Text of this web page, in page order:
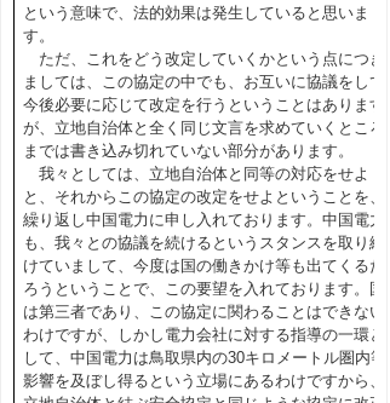
という意味で、法的効果は発生していると思いま
す。
ただ、これをどう改定していくかという点につき
ましては、この協定の中でも、お互いに協議をして
今後必要に応じて改定を行うということはあります
が、立地自治体と全く同じ文言を求めていくところ
までは書き込み切れていない部分があります。
我々としては、立地自治体と同等の対応をせよ
と、それからこの協定の改定をせよということを、
繰り返し中国電力に申し入れております。中国電力
も、我々との協議を続けるというスタンスを取り続
けていまして、今度は国の働きかけ等も出てくるだ
ろうということで、この要望を入れております。国
は第三者であり、この協定に関わることはできない
わけですが、しかし電力会社に対する指導の一環と
して、中国電力は鳥取県内の30キロメートル圏内等
影響を及ぼし得るという立場にあるわけですから、